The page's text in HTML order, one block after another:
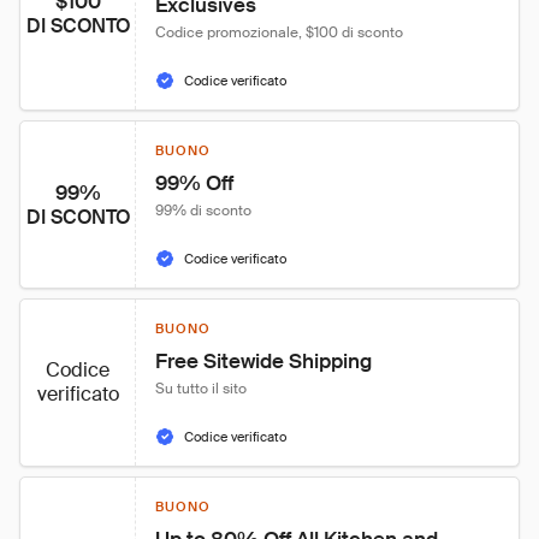
DI SCONTO Codice promozionale, $100 di sconto
Codice verificato
99%
DI SCONTO
BUONO
99% Off
99% di sconto
Codice verificato
Codice
verificato
BUONO
Free Sitewide Shipping
Su tutto il sito
Codice verificato
BUONO